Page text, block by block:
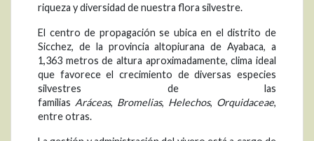
riqueza y diversidad de nuestra flora silvestre.
El centro de propagación se ubica en el distrito de
Sicchez, de la provincia altopiurana de Ayabaca, a
1,363 metros de altura aproximadamente, clima ideal
que favorece el crecimiento de diversas especies
silvestres de las
familias Aráceas, Bromelias, Helechos, Orquidaceae,
entre otras.